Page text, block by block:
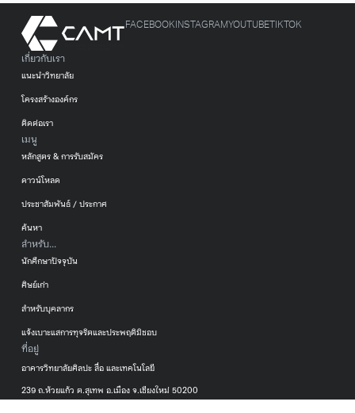
เกี่ยวกับเรา
แนะนำวิทยาลัย
โครงสร้างองค์กร
ติดต่อเรา
เมนู
หลักสูตร & การรับสมัคร
ดาวน์โหลด
ประชาสัมพันธ์ / ประกาศ
ค้นหา
สำหรับ...
นักศึกษาปัจจุบัน
ศิษย์เก่า
สำหรับบุคลากร
แจ้งเบาะแสการทุจริตและประพฤติมิชอบ
ที่อยู่
อาคารวิทยาลัยศิลปะ สื่อ และเทคโนโลยี
239 ถ.ห้วยแก้ว ต.สุเทพ อ.เมือง จ.เชียงใหม่ 50200
FACEBOOK INSTAGRAMYOUTUBETIKTOK